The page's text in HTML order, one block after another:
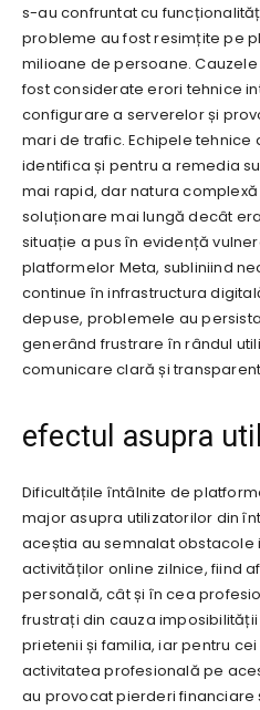
s-au confruntat cu
probleme au fost resimțite pe
milioane de persoane.
fost considerate erori tehnice
configurare a serverelor și
mari de trafic. Echipele tehnice
identifica și pentru a remedia
mai rapid, dar natura
soluționare mai lungă decât
situație a pus în evidență
platformelor Meta, subliniind
continue în infrastructura
depuse, problemele au
generând frustrare în rândul
comunicare clară și
efectul asupra
Dificultățile întâlnite de
major asupra utilizatorilor din
aceștia au semnalat
activităților online zilnice, fiind
personală, cât și în cea
frustrați din cauza
prietenii și familia, iar pentru
activitatea profesională pe
au provocat pierderi financiare